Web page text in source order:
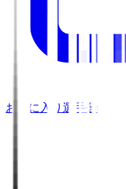
お気に入り選手登録